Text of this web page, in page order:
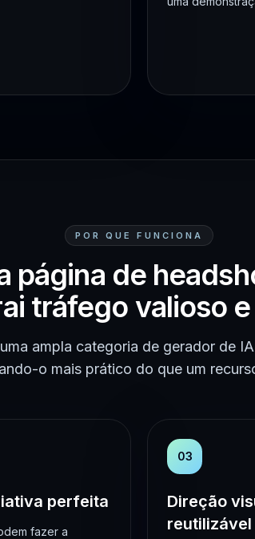
POR QUE FUNCIONA
página de
tráfego valioso
ampla categoria de gerador de
o mais prático do que um
perfeita
fazer a
03
Direção
reutilizável